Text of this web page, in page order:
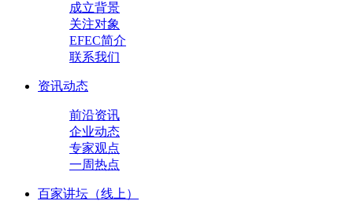
成立背景
关注对象
EFEC简介
联系我们
资讯动态
前沿资讯
企业动态
专家观点
一周热点
百家讲坛（线上）